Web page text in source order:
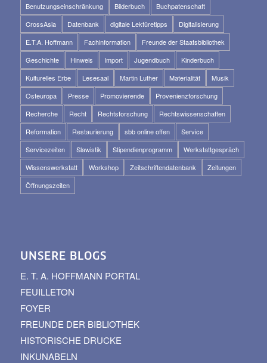
Benutzungseinschränkung
Bilderbuch
Buchpatenschaft
CrossAsia
Datenbank digitale Lektüretipps
Digitalisierung
E.T.A. Hoffmann
Fachinformation
Freunde der Staatsbibliothek
Geschichte
Hinweis Import Jugendbuch
Kinderbuch
Kulturelles Erbe
Lesesaal Martin Luther Materialität
Musik
Osteuropa
Presse Promovierende
Provenienzforschung
Recherche
Recht Rechtsforschung
Rechtswissenschaften
Reformation
Restaurierung sbb online offen
Service
Servicezeiten
Slawistik Stipendienprogramm
Werkstattgespräch
Wissenswerkstatt
Workshop Zeitschriftendatenbank
Zeitungen
Öffnungszeiten
UNSERE BLOGS
E. T. A. HOFFMANN PORTAL
FEUILLETON
FOYER
FREUNDE DER BIBLIOTHEK
HISTORISCHE DRUCKE
INKUNABELN